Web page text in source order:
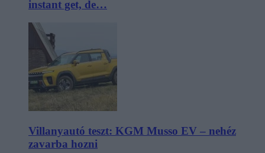
instant get, de…
Villanyautó teszt: KGM Musso EV – nehéz
zavarba hozni